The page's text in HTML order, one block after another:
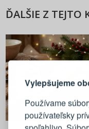
Vylepšujeme
Používame
používateľsky
ĎALŠIE Z TEJTO
5,90 €